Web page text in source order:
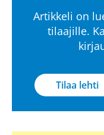
Artikkeli on
tilaajille.
Tilaa lehti